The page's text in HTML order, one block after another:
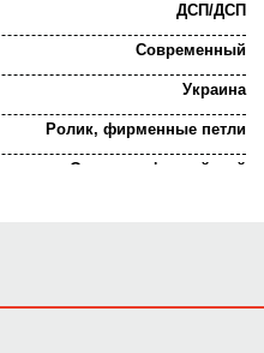
ДСП/ДСП
Современный
Украина
Ролик, фирменные петли
Орех калифорнийский